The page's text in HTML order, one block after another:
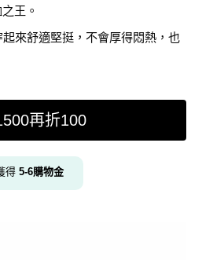
王。
來舒適堅挺，不會厚得悶熱，也
再折100
得 5-6購物金